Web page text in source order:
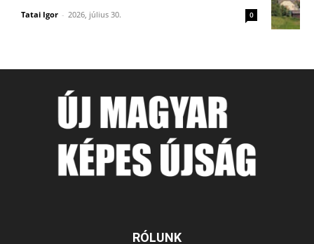
Tatai Igor - 2026, július 30. 0
RÓLUNK